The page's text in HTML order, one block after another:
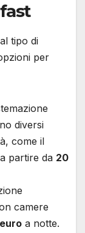
tipo di
per
diversi
come il
partire da 20
camere
a notte.